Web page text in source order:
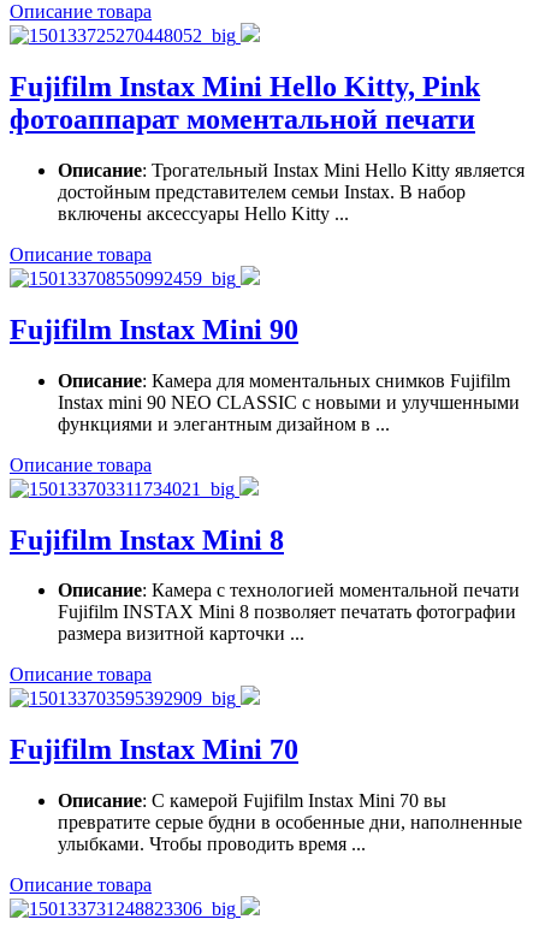
Описание товара
Fujifilm Instax Mini Hello Kitty, Pink
фотоаппарат моментальной печати
Описание: Трогательный Instax Mini Hello Kitty является
достойным представителем семьи Instax. В набор
включены аксессуары Hello Kitty ...
Описание товара
Fujifilm Instax Mini 90
Описание: Камера для моментальных снимков Fujifilm
Instax mini 90 NEO CLASSIC с новыми и улучшенными
функциями и элегантным дизайном в ...
Описание товара
Fujifilm Instax Mini 8
Описание: Камера с технологией моментальной печати
Fujifilm INSTAX Mini 8 позволяет печатать фотографии
размера визитной карточки ...
Описание товара
Fujifilm Instax Mini 70
Описание: С камерой Fujifilm Instax Mini 70 вы
превратите серые будни в особенные дни, наполненные
улыбками. Чтобы проводить время ...
Описание товара